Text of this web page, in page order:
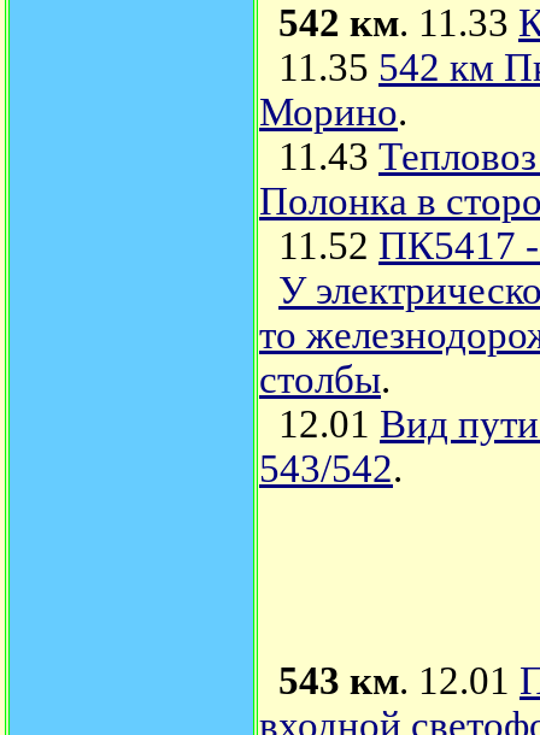
542 км. 11.33
11.35 542 км
Морино.
11.43
Полонка в
11.52 ПК5417 -
У
то
столбы.
12.01 Вид
543/542.
543 км. 12.01
входной